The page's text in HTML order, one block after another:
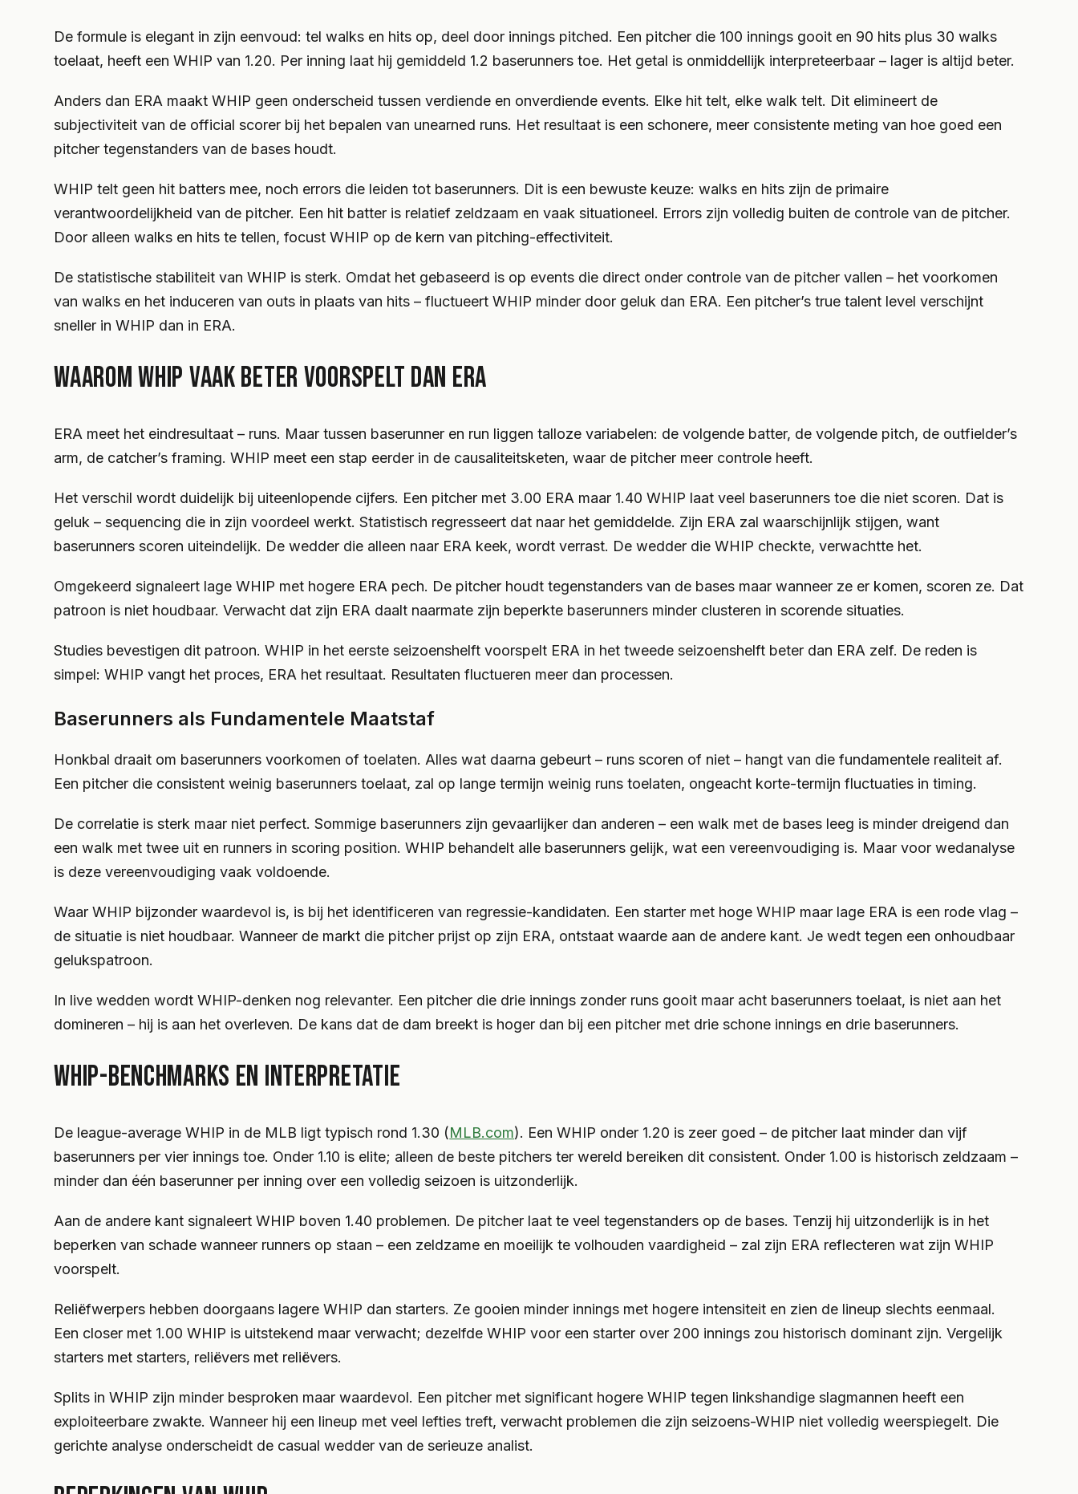
De formule is elegant in zijn eenvoud: tel walks en hits op, deel door innings pitched. Een pitcher die 100 innings gooit en 90 hits plus 30 walks
toelaat, heeft een WHIP van 1.20. Per inning laat hij gemiddeld 1.2 baserunners toe. Het getal is onmiddellijk interpreteerbaar – lager is altijd beter.
Anders dan ERA maakt WHIP geen onderscheid tussen verdiende en onverdiende events. Elke hit telt, elke walk telt. Dit elimineert de
subjectiviteit van de official scorer bij het bepalen van unearned runs. Het resultaat is een schonere, meer consistente meting van hoe goed een
pitcher tegenstanders van de bases houdt.
WHIP telt geen hit batters mee, noch errors die leiden tot baserunners. Dit is een bewuste keuze: walks en hits zijn de primaire
verantwoordelijkheid van de pitcher. Een hit batter is relatief zeldzaam en vaak situationeel. Errors zijn volledig buiten de controle van de pitcher.
Door alleen walks en hits te tellen, focust WHIP op de kern van pitching-effectiviteit.
De statistische stabiliteit van WHIP is sterk. Omdat het gebaseerd is op events die direct onder controle van de pitcher vallen – het voorkomen
van walks en het induceren van outs in plaats van hits – fluctueert WHIP minder door geluk dan ERA. Een pitcher’s true talent level verschijnt
sneller in WHIP dan in ERA.
WAAROM WHIP VAAK BETER VOORSPELT DAN ERA
ERA meet het eindresultaat – runs. Maar tussen baserunner en run liggen talloze variabelen: de volgende batter, de volgende pitch, de outfielder’s
arm, de catcher’s framing. WHIP meet een stap eerder in de causaliteitsketen, waar de pitcher meer controle heeft.
Het verschil wordt duidelijk bij uiteenlopende cijfers. Een pitcher met 3.00 ERA maar 1.40 WHIP laat veel baserunners toe die niet scoren. Dat is
geluk – sequencing die in zijn voordeel werkt. Statistisch regresseert dat naar het gemiddelde. Zijn ERA zal waarschijnlijk stijgen, want
baserunners scoren uiteindelijk. De wedder die alleen naar ERA keek, wordt verrast. De wedder die WHIP checkte, verwachtte het.
Omgekeerd signaleert lage WHIP met hogere ERA pech. De pitcher houdt tegenstanders van de bases maar wanneer ze er komen, scoren ze. Dat
patroon is niet houdbaar. Verwacht dat zijn ERA daalt naarmate zijn beperkte baserunners minder clusteren in scorende situaties.
Studies bevestigen dit patroon. WHIP in het eerste seizoenshelft voorspelt ERA in het tweede seizoenshelft beter dan ERA zelf. De reden is
simpel: WHIP vangt het proces, ERA het resultaat. Resultaten fluctueren meer dan processen.
Baserunners als Fundamentele Maatstaf
Honkbal draait om baserunners voorkomen of toelaten. Alles wat daarna gebeurt – runs scoren of niet – hangt van die fundamentele realiteit af.
Een pitcher die consistent weinig baserunners toelaat, zal op lange termijn weinig runs toelaten, ongeacht korte-termijn fluctuaties in timing.
De correlatie is sterk maar niet perfect. Sommige baserunners zijn gevaarlijker dan anderen – een walk met de bases leeg is minder dreigend dan
een walk met twee uit en runners in scoring position. WHIP behandelt alle baserunners gelijk, wat een vereenvoudiging is. Maar voor wedanalyse
is deze vereenvoudiging vaak voldoende.
Waar WHIP bijzonder waardevol is, is bij het identificeren van regressie-kandidaten. Een starter met hoge WHIP maar lage ERA is een rode vlag –
de situatie is niet houdbaar. Wanneer de markt die pitcher prijst op zijn ERA, ontstaat waarde aan de andere kant. Je wedt tegen een onhoudbaar
gelukspatroon.
In live wedden wordt WHIP-denken nog relevanter. Een pitcher die drie innings zonder runs gooit maar acht baserunners toelaat, is niet aan het
domineren – hij is aan het overleven. De kans dat de dam breekt is hoger dan bij een pitcher met drie schone innings en drie baserunners.
WHIP-BENCHMARKS EN INTERPRETATIE
De league-average WHIP in de MLB ligt typisch rond 1.30 (MLB.com). Een WHIP onder 1.20 is zeer goed – de pitcher laat minder dan vijf
baserunners per vier innings toe. Onder 1.10 is elite; alleen de beste pitchers ter wereld bereiken dit consistent. Onder 1.00 is historisch zeldzaam –
minder dan één baserunner per inning over een volledig seizoen is uitzonderlijk.
Aan de andere kant signaleert WHIP boven 1.40 problemen. De pitcher laat te veel tegenstanders op de bases. Tenzij hij uitzonderlijk is in het
beperken van schade wanneer runners op staan – een zeldzame en moeilijk te volhouden vaardigheid – zal zijn ERA reflecteren wat zijn WHIP
voorspelt.
Reliëfwerpers hebben doorgaans lagere WHIP dan starters. Ze gooien minder innings met hogere intensiteit en zien de lineup slechts eenmaal.
Een closer met 1.00 WHIP is uitstekend maar verwacht; dezelfde WHIP voor een starter over 200 innings zou historisch dominant zijn. Vergelijk
starters met starters, reliëvers met reliëvers.
Splits in WHIP zijn minder besproken maar waardevol. Een pitcher met significant hogere WHIP tegen linkshandige slagmannen heeft een
exploiteerbare zwakte. Wanneer hij een lineup met veel lefties treft, verwacht problemen die zijn seizoens-WHIP niet volledig weerspiegelt. Die
gerichte analyse onderscheidt de casual wedder van de serieuze analist.